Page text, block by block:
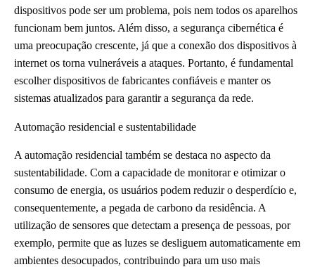
dispositivos pode ser um problema, pois nem todos os aparelhos
funcionam bem juntos. Além disso, a segurança cibernética é
uma preocupação crescente, já que a conexão dos dispositivos à
internet os torna vulneráveis a ataques. Portanto, é fundamental
escolher dispositivos de fabricantes confiáveis e manter os
sistemas atualizados para garantir a segurança da rede.
Automação residencial e sustentabilidade
A automação residencial também se destaca no aspecto da
sustentabilidade. Com a capacidade de monitorar e otimizar o
consumo de energia, os usuários podem reduzir o desperdício e,
consequentemente, a pegada de carbono da residência. A
utilização de sensores que detectam a presença de pessoas, por
exemplo, permite que as luzes se desliguem automaticamente em
ambientes desocupados, contribuindo para um uso mais